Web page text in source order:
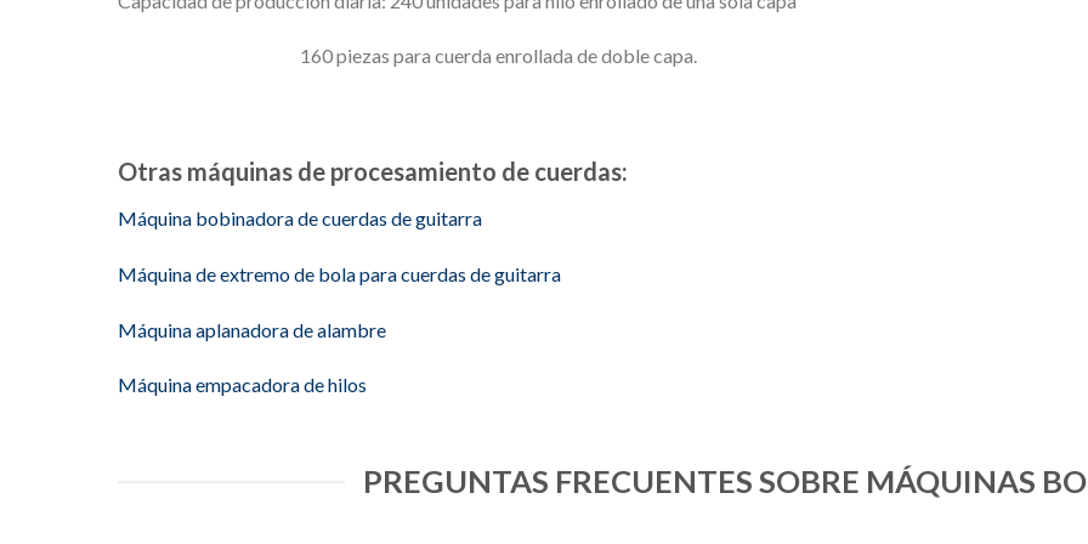
160 piezas para cuerda enrollada de doble capa.
Otras máquinas de procesamiento de cuerdas:
Máquina bobinadora de cuerdas de guitarra
Máquina de extremo de bola para cuerdas de guitarra
Máquina aplanadora de alambre
Máquina empacadora de hilos
PREGUNTAS FRECUENTES SOBRE MÁQUINAS